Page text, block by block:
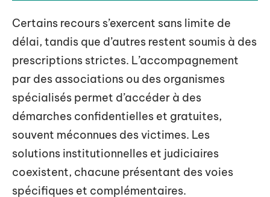
Certains recours s’exercent sans limite de
délai, tandis que d’autres restent soumis à des
prescriptions strictes. L’accompagnement
par des associations ou des organismes
spécialisés permet d’accéder à des
démarches confidentielles et gratuites,
souvent méconnues des victimes. Les
solutions institutionnelles et judiciaires
coexistent, chacune présentant des voies
spécifiques et complémentaires.